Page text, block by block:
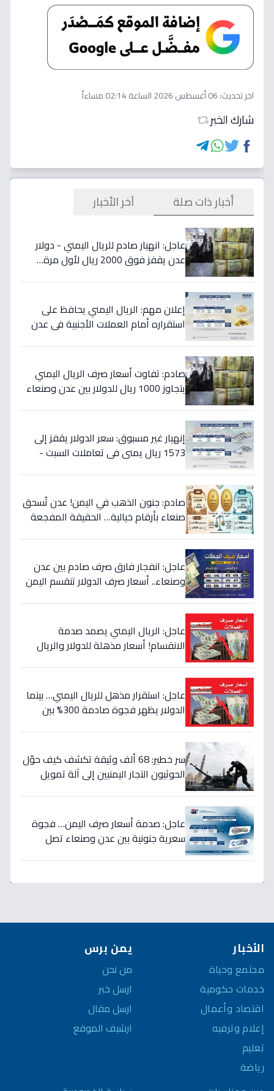
اخر تحديث:06 أغسطس 2026 الساعة 02:14 مساءاً
شارك الخبر
أخبار ذات صلة آخر الأخبار
عاجل: انهيار صادم للريال اليمني - دولار
عدن يقفز فوق 2000 ريال لأول مرة…
إعلان مهم: الريال اليمني يحافظ على
استقراره أمام العملات الأجنبية في عدن
صادم: تفاوت أسعار صرف الريال اليمني
يتجاوز 1000 ريال للدولار بين عدن وصنعاء
إنهيار غير مسبوق: سعر الدولار يقفز إلى
1573 ريال يمني في تعاملات السبت -
صادم: جنون الذهب في اليمن! عدن تُسحق
صنعاء بأرقام خيالية… الحقيقة المفجعة
عاجل: انفجار فارق صرف صادم بين عدن
وصنعاء.. أسعار صرف الدولار تنقسم اليمن
عاجل: الريال اليمني يصمد صدمة
الانقسام! أسعار مذهلة للدولار والريال
عاجل: استقرار مذهل للريال اليمني… بينما
الدولار يظهر فجوة صادمة 300% بين
سر خطير: 68 ألف وثيقة تكشف كيف حوّل
الحوثيون التجار اليمنيين إلى آلة تمويل
عاجل: صدمة أسعار صرف اليمن… فجوة
سعرية جنونية بين عدن وصنعاء تصل
الأخبار
مجتمع وحياة
خدمات حكومية
اقتصاد وأعمال
إعلام وترفيه
تعليم
رياضة
يمن برس
من نحن
ارسل خبر
ارسل مقال
ارشيف الموقع